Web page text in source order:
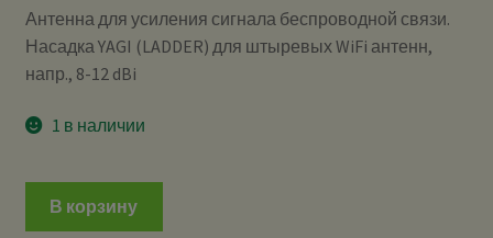
Антенна для усиления сигнала беспроводной связи.
Насадка YAGI (LADDER) для штыревых WiFi антенн,
напр., 8-12 dBi
1 в наличии
В корзину